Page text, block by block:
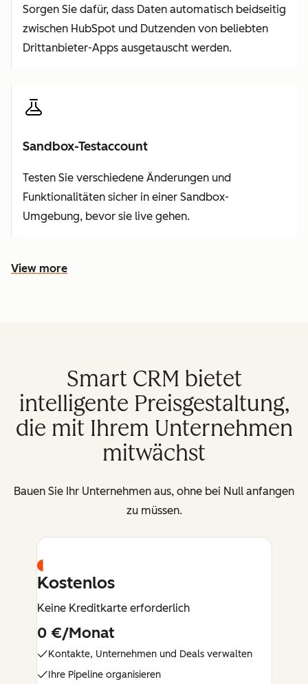
Sorgen Sie dafür, dass Daten automatisch beidseitig
zwischen HubSpot und Dutzenden von beliebten
Drittanbieter-Apps ausgetauscht werden.
Sandbox-Testaccount
Testen Sie verschiedene Änderungen und
Funktionalitäten sicher in einer Sandbox-
Umgebung, bevor sie live gehen.
View more
Smart CRM bietet
intelligente Preisgestaltung,
die mit Ihrem Unternehmen
mitwächst
Bauen Sie Ihr Unternehmen aus, ohne bei Null anfangen
zu müssen.
Kostenlos
Keine Kreditkarte erforderlich
0 €/Monat
Kontakte, Unternehmen und Deals verwalten
Ihre Pipeline organisieren